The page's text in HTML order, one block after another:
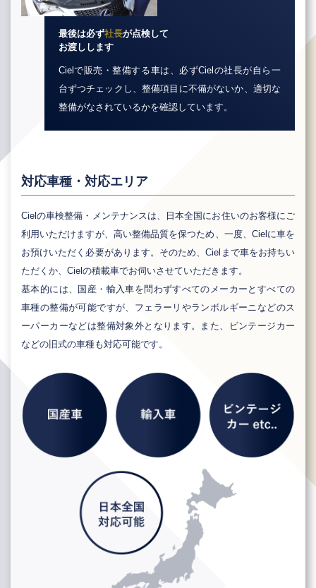
最後は必ず社長が点検して
お渡しします
Cielで販売・整備する車は、必ずCielの社長が自ら一
台ずつチェックし、整備項目に不備がないか、適切な
整備がなされているかを確認しています。
対応車種・対応エリア
Cielの車検整備・メンテナンスは、日本全国にお住いのお客様にご
利用いただけますが、高い整備品質を保つため、一度、Cielに車を
お預けいただく必要があります。そのため、Cielまで車をお持ちい
ただくか、Cielの積載車でお伺いさせていただきます。
基本的には、国産・輸入車を問わずすべてのメーカーとすべての
車種の整備が可能ですが、フェラーリやランボルギーニなどのス
ーパーカーなどは整備対象外となります。また、ビンテージカー
などの旧式の車種も対応可能です。